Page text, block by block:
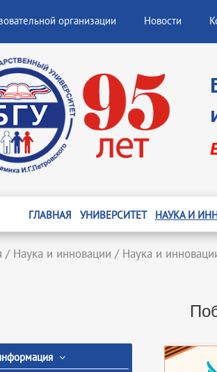
организации Новости
ГЛАВНАЯ УНИВЕРСИТЕТ НАУКА И
/ Наука и инновации / Наука и